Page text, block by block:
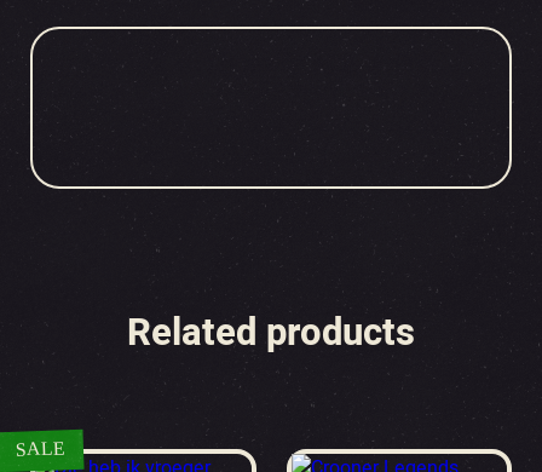
Related products
SALE